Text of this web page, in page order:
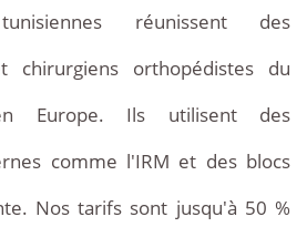
réunissent des
chirurgiens orthopédistes du
Europe. Ils utilisent des
comme l'IRM et des blocs
Nos tarifs sont jusqu'à 50 %